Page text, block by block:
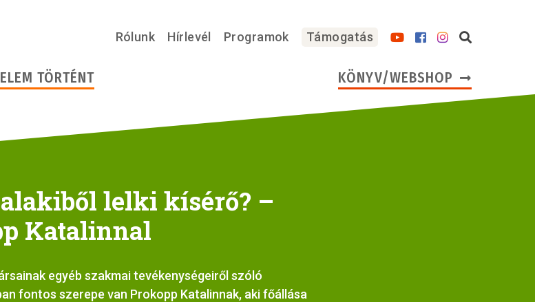
Rólunk Hírlevél Programok Támogatás
TÖRTÉNT KÖNYV/WEBSHOP
lelki kísérő? –
Katalinnal
egyéb szakmai tevékenységeiről szóló
fontos szerepe van Prokopp Katalinnak, aki főállása